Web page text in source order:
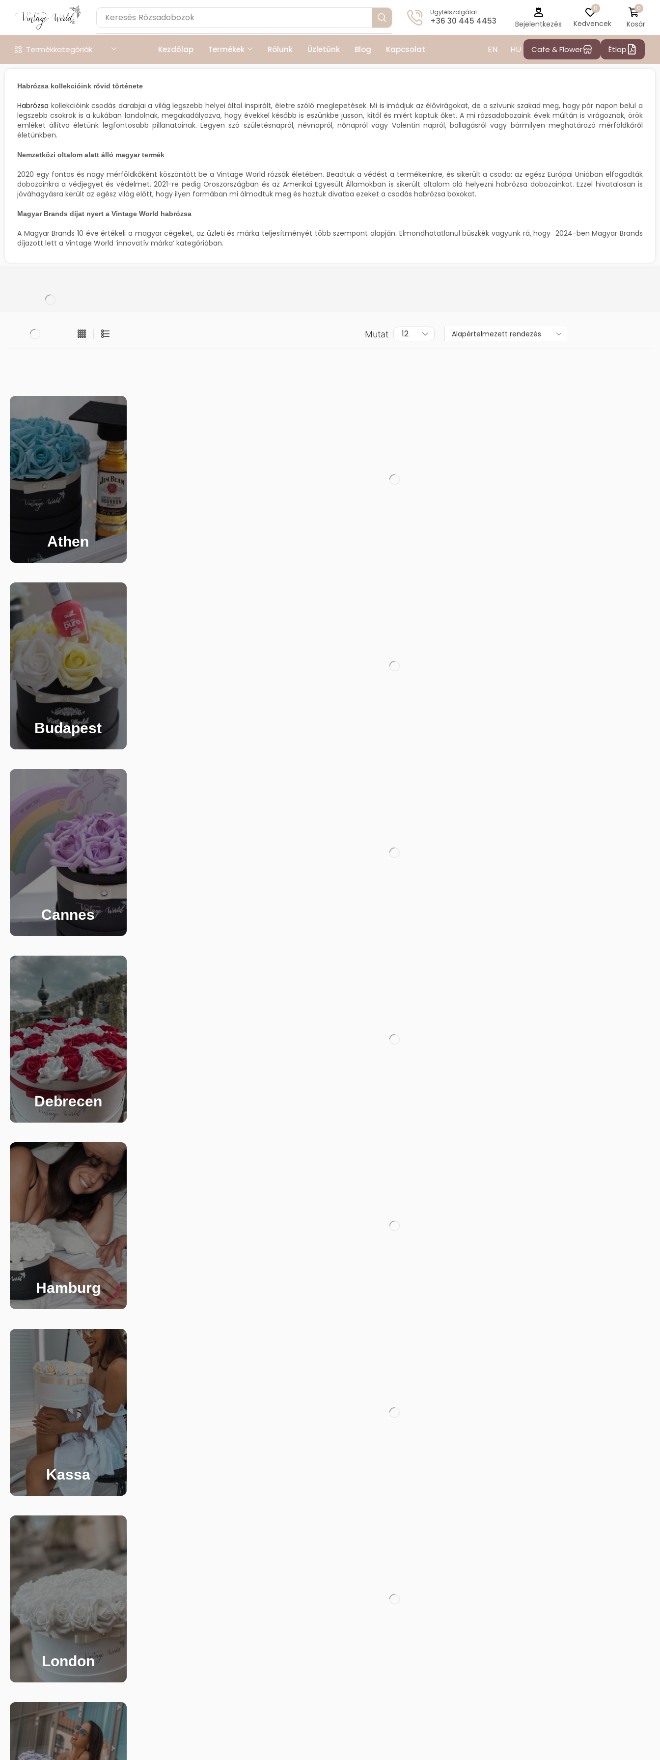
Keresés Rózsadobozok Ügyfélszolgálat
+36 30 445 4453 Bejelentkezés
0
Kedvencek
0
Kosár
Termékkategóriák Kezdőlap Termékek Rólunk Üzletünk Blog Kapcsolat EN HU Cafe & Flower Étlap
Habrózsa kollekcióink rövid története
Habrózsa kollekcióink csodás darabjai a világ legszebb helyei által inspirált, életre szóló meglepetések. Mi is imádjuk az élővirágokat, de a szívünk szakad meg, hogy pár napon belül a
legszebb csokrok is a kukában landolnak, megakadályozva, hogy évekkel később is eszünkbe jusson, kitől és miért kaptuk őket. A mi rózsadobozaink évek múltán is virágoznak, örök
emléket állítva életünk legfontosabb pillanatainak. Legyen szó születésnapról, névnapról, nőnapról vagy Valentin napról, ballagásról vagy bármilyen meghatározó mérföldkőről
életünkben.
Nemzetközi oltalom alatt álló magyar termék
2020 egy fontos és nagy mérföldkőként köszöntött be a Vintage World rózsák életében. Beadtuk a védést a termékeinkre, és sikerült a csoda: az egész Európai Unióban elfogadták
dobozainkra a védjegyet és védelmet. 2021-re pedig Oroszországban és az Amerikai Egyesült Államokban is sikerült oltalom alá helyezni habrózsa dobozainkat. Ezzel hivatalosan is
jóváhagyásra került az egész világ előtt, hogy ilyen formában mi álmodtuk meg és hoztuk divatba ezeket a csodás habrózsa boxokat.
Magyar Brands díjat nyert a Vintage World habrózsa
A Magyar Brands 10 éve értékeli a magyar cégeket, az üzleti és márka teljesítményét több szempont alapján. Elmondhatatlanul büszkék vagyunk rá, hogy 2024-ben Magyar Brands
díjazott lett a Vintage World ‘innovatív márka’ kategóriában.
Mutat
Athen
Budapest
Cannes
Debrecen
Hamburg
Kassa
London